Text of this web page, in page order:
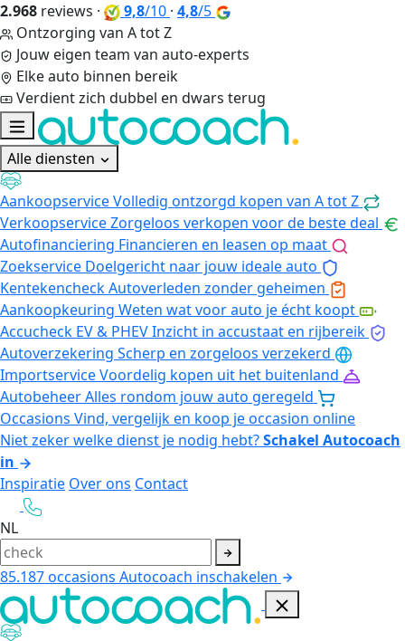
2.968 reviews · 9,8/10 · 4,8/5
Ontzorging van A tot Z
Jouw eigen team van auto-experts
Elke auto binnen bereik
Verdient zich dubbel en dwars terug
Alle diensten
AankoopserviceVolledig ontzorgd kopen van A tot Z
VerkoopserviceZorgeloos verkopen voor de beste deal
Autofinanciering Financieren en leasen op maat
Zoekservice Doelgericht naar jouw ideale auto
KentekencheckAutoverleden zonder geheimen
Aankoopkeuring Weten wat voor auto je écht koopt
Accucheck EV & PHEVInzicht in accustaat en rijbereik
Autoverzekering Scherp en zorgeloos verzekerd
ImportserviceVoordelig kopen uit het buitenland
AutobeheerAlles rondom jouw auto geregeld
Occasions Vind, vergelijk en koop je occasion online
Niet zeker welke dienst je nodig hebt?Schakel Autocoach
in
Inspiratie Over ons Contact
NL
85.187occasions Autocoach inschakelen